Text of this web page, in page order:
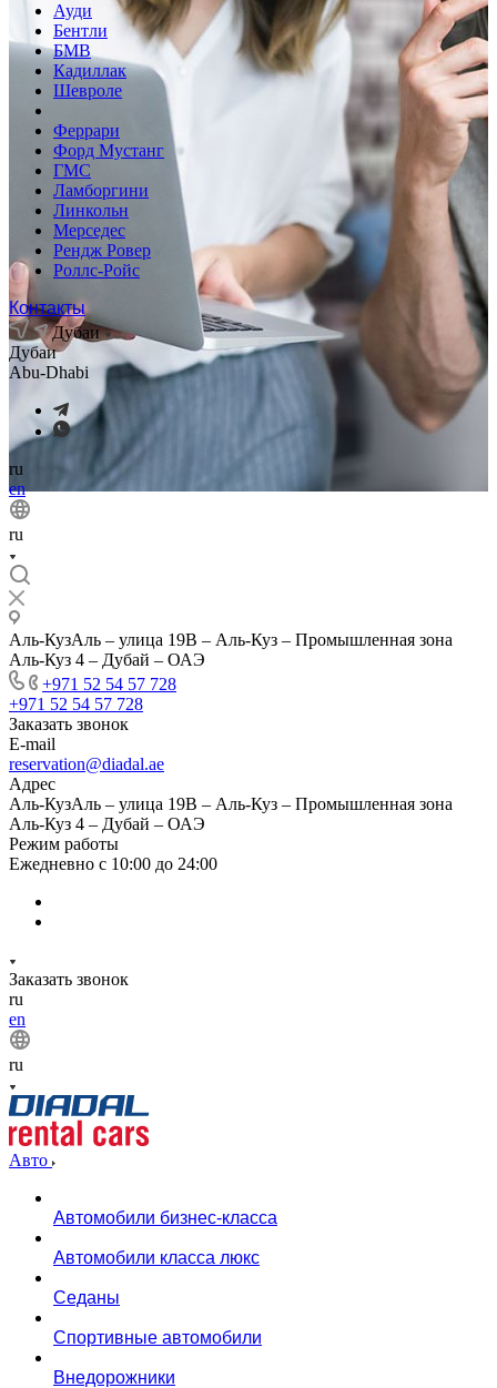
Ауди
Бентли
БМВ
Кадиллак
Шевроле
Феррари
Форд Мустанг
ГМС
Ламборгини
Линкольн
Мерседес
Рендж Ровер
Роллс-Ройс
Контакты
Дубаи
Дубаи
Abu-Dhabi
ru
en
ru
Аль-КузАль – улица 19B – Аль-Куз – Промышленная зона
Аль-Куз 4 – Дубай – ОАЭ
+971 52 54 57 728
+971 52 54 57 728
Заказать звонок
E-mail
reservation@diadal.ae
Адрес
Аль-КузАль – улица 19B – Аль-Куз – Промышленная зона
Аль-Куз 4 – Дубай – ОАЭ
Режим работы
Ежедневно с 10:00 до 24:00
Заказать звонок
ru
en
ru
Авто
Автомобили бизнес-класса
Автомобили класса люкс
Седаны
Спортивные автомобили
Внедорожники